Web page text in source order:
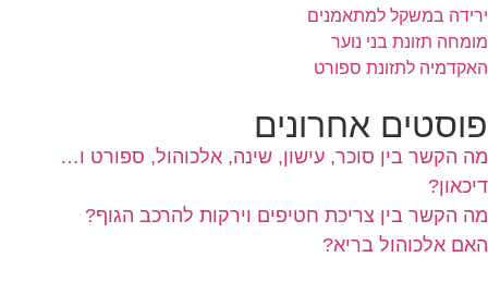
ירידה במשקל למתאמנים
מומחה תזונת בני נוער
האקדמיה לתזונת ספורט
פוסטים אחרונים
מה הקשר בין סוכר, עישון, שינה, אלכוהול, ספורט ו…
דיכאון?
מה הקשר בין צריכת חטיפים וירקות להרכב הגוף?
האם אלכוהול בריא?